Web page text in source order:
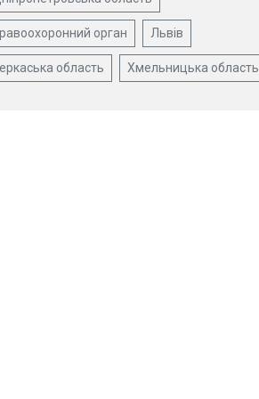
орган Львів
область Хмельницька область